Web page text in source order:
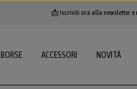
📩 Iscriviti ora alla newsletter
BORSE ACCESSORI NOVITÀ